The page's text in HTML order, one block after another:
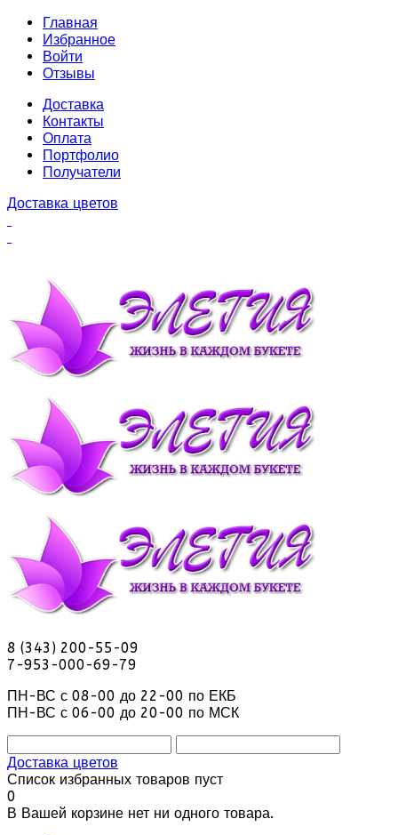
Главная
Избранное
Войти
Отзывы
Доставка
Контакты
Оплата
Портфолио
Получатели
Доставка цветов
8 (343) 200-55-09
7-953-000-69-79
ПН-ВС с 08-00 до 22-00 по ЕКБ
ПН-ВС с 06-00 до 20-00 по МСК
Доставка цветов
Список избранных товаров пуст
0
В Вашей корзине нет ни одного товара.